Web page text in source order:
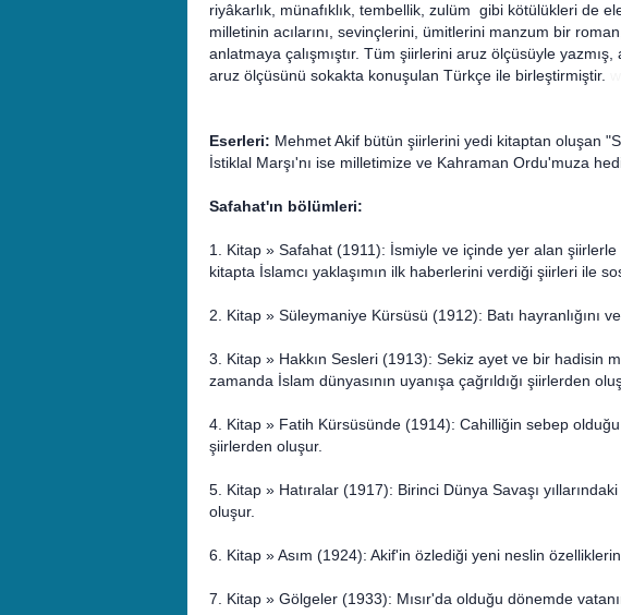
riyâkarlık, münafıklık, tembellik, zulüm gibi kötülükleri de
milletinin acılarını, sevinçlerini, ümitlerini manzum bir
anlatmaya çalışmıştır. Tüm şiirlerini aruz ölçüsüyle
aruz ölçüsünü sokakta konuşulan Türkçe ile birleştirmiştir.
Eserleri: Mehmet Akif bütün şiirlerini yedi kitaptan oluşan
İstiklal Marşı'nı ise milletimize ve Kahraman Ordu'muza
Safahat'ın bölümleri:
1. Kitap » Safahat (1911): İsmiyle ve içinde yer alan
kitapta İslamcı yaklaşımın ilk haberlerini verdiği şiirleri ile
2. Kitap » Süleymaniye Kürsüsü (1912): Batı hayranlığını
3. Kitap » Hakkın Sesleri (1913): Sekiz ayet ve bir hadisin
zamanda İslam dünyasının uyanışa çağrıldığı şiirlerden
4. Kitap » Fatih Kürsüsünde (1914): Cahilliğin sebep
şiirlerden oluşur.
5. Kitap » Hatıralar (1917): Birinci Dünya Savaşı
oluşur.
6. Kitap » Asım (1924): Akif'in özlediği yeni neslin
7. Kitap » Gölgeler (1933): Mısır'da olduğu dönemde